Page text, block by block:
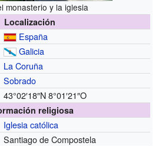
monasterio y la iglesia
Localización
España
Galicia
La Coruña
Sobrado
43°02′18″N8°01′21″O
religiosa
Iglesia católica
Santiago de Compostela